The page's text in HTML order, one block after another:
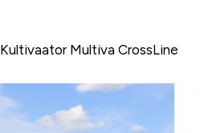
Kultivaator Multiva CrossLine